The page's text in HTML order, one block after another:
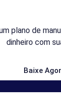
plano de
dinheiro com
Baixe